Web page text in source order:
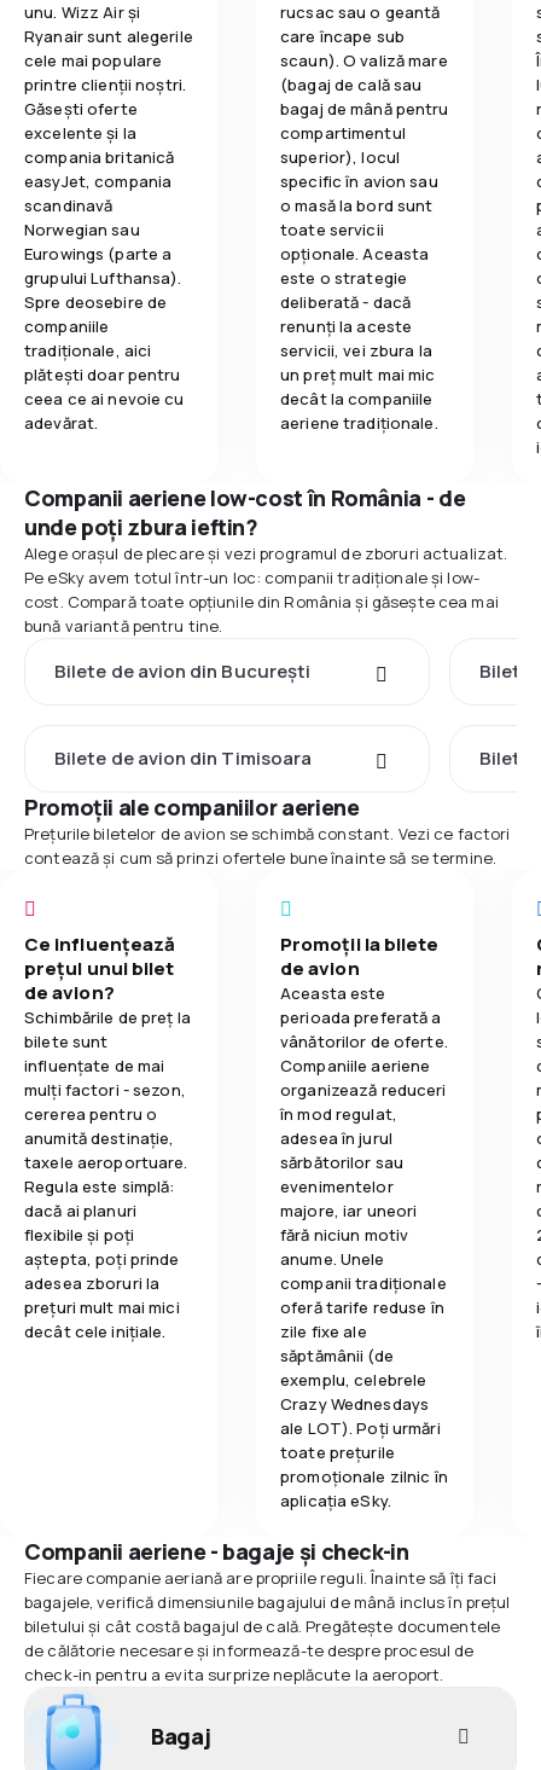
unu. Wizz Air și
Ryanair sunt alegerile
cele mai populare
printre clienții noștri.
Găsești oferte
excelente și la
compania britanică
easyJet, compania
scandinavă
Norwegian sau
Eurowings (parte a
grupului Lufthansa).
Spre deosebire de
companiile
tradiționale, aici
plătești doar pentru
ceea ce ai nevoie cu
adevărat.
rucsac sau o geantă
care încape sub
scaun). O valiză mare
(bagaj de cală sau
bagaj de mână pentru
compartimentul
superior), locul
specific în avion sau
o masă la bord sunt
toate servicii
opționale. Aceasta
este o strategie
deliberată - dacă
renunți la aceste
servicii, vei zbura la
un preț mult mai mic
decât la companiile
aeriene tradiționale.
Companii aeriene low-cost în România - de
unde poți zbura ieftin?
Alege orașul de plecare și vezi programul de zboruri actualizat.
Pe eSky avem totul într-un loc: companii tradiționale și low-
cost. Compară toate opțiunile din România și găsește cea mai
bună variantă pentru tine.
Bilete de avion din București Bilete
Bilete de avion din Timisoara Bilete
Promoții ale companiilor aeriene
Prețurile biletelor de avion se schimbă constant. Vezi ce factori
contează și cum să prinzi ofertele bune înainte să se termine.
Ce influențează
prețul unui bilet
de avion?
Schimbările de preț la
bilete sunt
influențate de mai
mulți factori - sezon,
cererea pentru o
anumită destinație,
taxele aeroportuare.
Regula este simplă:
dacă ai planuri
flexibile și poți
aștepta, poți prinde
adesea zboruri la
prețuri mult mai mici
decât cele inițiale.
Promoții la bilete
de avion
Aceasta este
perioada preferată a
vânătorilor de oferte.
Companiile aeriene
organizează reduceri
în mod regulat,
adesea în jurul
sărbătorilor sau
evenimentelor
majore, iar uneori
fără niciun motiv
anume. Unele
companii tradiționale
oferă tarife reduse în
zile fixe ale
săptămânii (de
exemplu, celebrele
Crazy Wednesdays
ale LOT). Poți urmări
toate prețurile
promoționale zilnic în
aplicația eSky.
Companii aeriene - bagaje și check-in
Fiecare companie aeriană are propriile reguli. Înainte să îți faci
bagajele, verifică dimensiunile bagajului de mână inclus în prețul
biletului și cât costă bagajul de cală. Pregătește documentele
de călătorie necesare și informează-te despre procesul de
check-in pentru a evita surprize neplăcute la aeroport.
Bagaj